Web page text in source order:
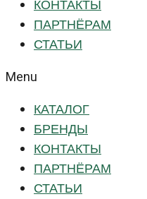
КОНТАКТЫ
ПАРТНЁРАМ
СТАТЬИ
Menu
КАТАЛОГ
БРЕНДЫ
КОНТАКТЫ
ПАРТНЁРАМ
СТАТЬИ